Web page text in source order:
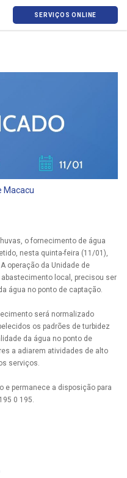
SERVIÇOS ONLINE
Macacu
o fornecimento de água
nesta quinta-feira (11/01),
operação da Unidade de
local, precisou ser
água no ponto de captação.
será normalizado
os padrões de turbidez
da água no ponto de
a adiarem atividades de alto
serviços.
e permanece a disposição para
0 195.